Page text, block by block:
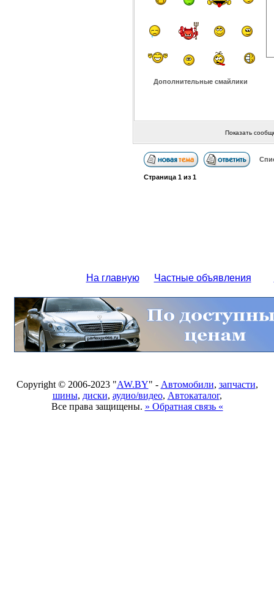
Дополнительные смайлики
Показать
Страница 1из 1
На главную Частные объявления
Copyright © 2006-2023 "AW.BY" - Автомобили, запчасти,
шины, диски, аудио/видео, Автокаталог,
Все права защищены. » Обратная связь «